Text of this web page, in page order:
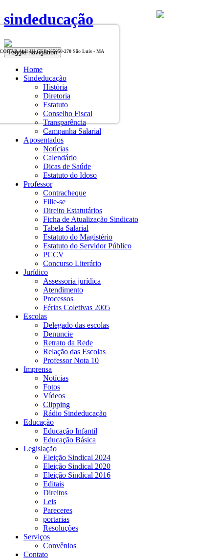
sindeducação
Toggle navigation
Home
Sindeducação
História
Diretoria
Estatuto
Conselho Fiscal
Transparência
Campanha Salarial
Aposentados
Notícias
Calendário
Dicas de Saúde
Estatuto do Idoso
Professor
Contracheque
Filie-se
Direito Estatutários
Ficha de Atualização Sindicato
Tabela Salarial
Estatuto do Magistério
Estatuto do Servidor Público
PCCV
Concurso Literário
Jurídico
Assessoria jurídica
Atendimento
Processos
Férias Coletivas 2005
Escolas
Delegado das escolas
Denuncie
Retrato da Rede
Relação das Escolas
Professor Nota 10
Imprensa
Notícias
Fotos
Vídeos
Clipping
Rádio Sindeducação
Educação
Educação Infantil
Educação Básica
Legislação
Eleição Sindical 2024
Eleição Sindical 2020
Eleição Sindical 2016
Editais
Direitos
Leis
Pareceres
portarias
Resoluções
Serviços
Convênios
Contato
COHAB Anil III CEP - 65050-270 São Luis - MA